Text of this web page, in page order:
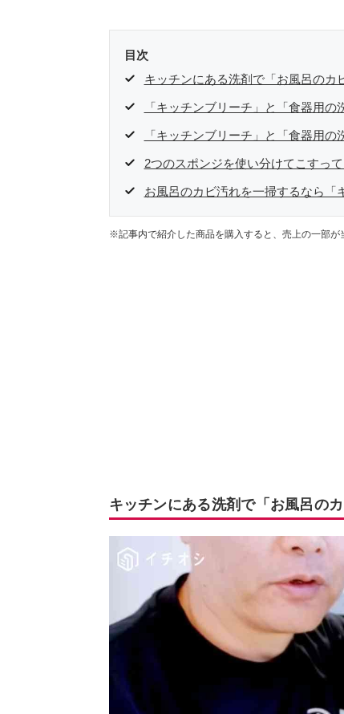
目次
キッチンにある洗剤で「お風呂のカ
「キッチンブリーチ」と「食器用の
「キッチンブリーチ」と「食器用
2つのスポンジを使い分けてこすって
お風呂のカビ汚れを一掃するなら「
※記事内で紹介した商品を購入すると、売上の一部が
キッチンにある洗剤で「お風呂の